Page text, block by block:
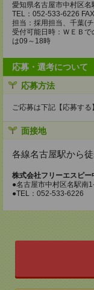
愛知県名古屋市中村区
TEL：052-533-6226
担当：採用担当、千葉(
受付可能日時：ＷＥＢ
は09～18時
応募・選考について
応募方法
ご応募は下記【応募す
面接地
各線名古屋駅から
株式会社フリーエスピー
●名古屋市中村区名駅
●TEL：052-533-6226